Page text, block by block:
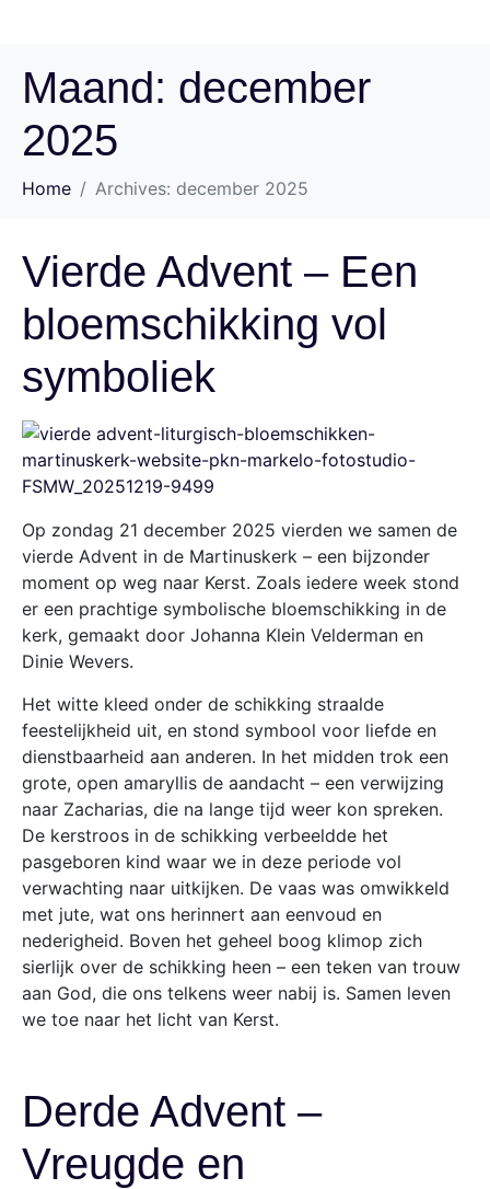
Maand: december
2025
Home Archives: december 2025
Vierde Advent – Een
bloemschikking vol
symboliek
Op zondag 21 december 2025 vierden we samen de
vierde Advent in de Martinuskerk – een bijzonder
moment op weg naar Kerst. Zoals iedere week stond
er een prachtige symbolische bloemschikking in de
kerk, gemaakt door Johanna Klein Velderman en
Dinie Wevers.
Het witte kleed onder de schikking straalde
feestelijkheid uit, en stond symbool voor liefde en
dienstbaarheid aan anderen. In het midden trok een
grote, open amaryllis de aandacht – een verwijzing
naar Zacharias, die na lange tijd weer kon spreken.
De kerstroos in de schikking verbeeldde het
pasgeboren kind waar we in deze periode vol
verwachting naar uitkijken. De vaas was omwikkeld
met jute, wat ons herinnert aan eenvoud en
nederigheid. Boven het geheel boog klimop zich
sierlijk over de schikking heen – een teken van trouw
aan God, die ons telkens weer nabij is. Samen leven
we toe naar het licht van Kerst.
Derde Advent –
Vreugde en